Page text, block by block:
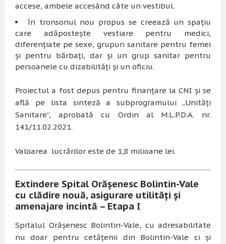
accese, ambele accesând câte un vestibul.
în tronsonul nou propus se creează un spațiu
care adăpostește vestiare pentru medici,
diferențiate pe sexe, grupuri sanitare pentru femei
și pentru bărbați, dar și un grup sanitar pentru
persoanele cu dizabilități și un oficiu.
Proiectul a fost depus pentru finanțare la CNI și se
află pe lista sinteză a subprogramului „Unități
Sanitare”, aprobată cu Ordin al M.L.P.D.A. nr.
141/11.02.2021.
Valoarea lucrărilor este de 1,8 milioane lei.
Extindere Spital Orășenesc Bolintin-Vale
cu clădire nouă, asigurare utilități și
amenajare incintă – Etapa I
Spitalul Orășenesc Bolintin-Vale, cu adresabilitate
nu doar pentru cetățenii din Bolintin-Vale ci și